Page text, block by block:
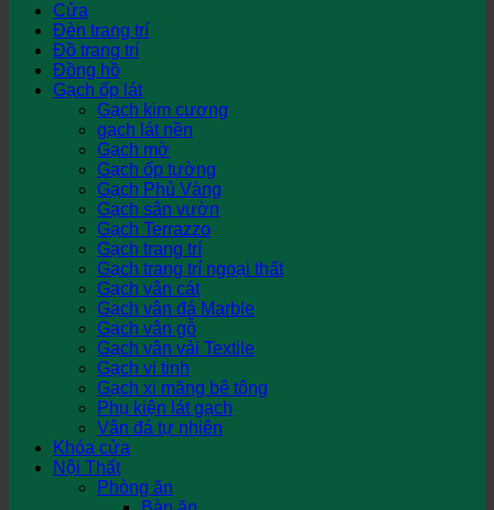
Cửa
Đèn trang trí
Đồ trang trí
Đồng hồ
Gạch ốp lát
Gạch kim cương
gạch lát nền
Gạch mờ
Gạch ốp tường
Gạch Phủ Vàng
Gạch sân vườn
Gạch Terrazzo
Gạch trang trí
Gạch trang trí ngoại thất
Gạch vân cát
Gạch vân đá Marble
Gạch vân gỗ
Gạch vân vải Textile
Gạch vi tinh
Gạch xi măng bê tông
Phụ kiện lát gạch
Vân đá tự nhiên
Khóa cửa
Nội Thất
Phòng ăn